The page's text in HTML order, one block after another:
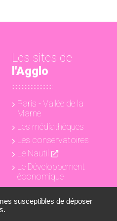
susceptibles de déposer
Les sites de
l'Agglo
Paris - Vallée de la
Marne
Les médiathèques
Les conservatoires
Le Nautil
Le Développement
économique